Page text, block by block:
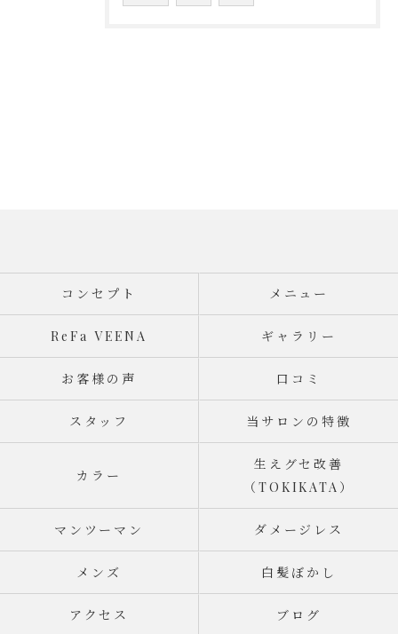
コンセプト メニュー
ReFa VEENA ギャラリー
お客様の声 口コミ
スタッフ 当サロンの特徴
カラー
生えグセ改善
（TOKIKATA）
マンツーマン ダメージレス
メンズ 白髪ぼかし
アクセス ブログ